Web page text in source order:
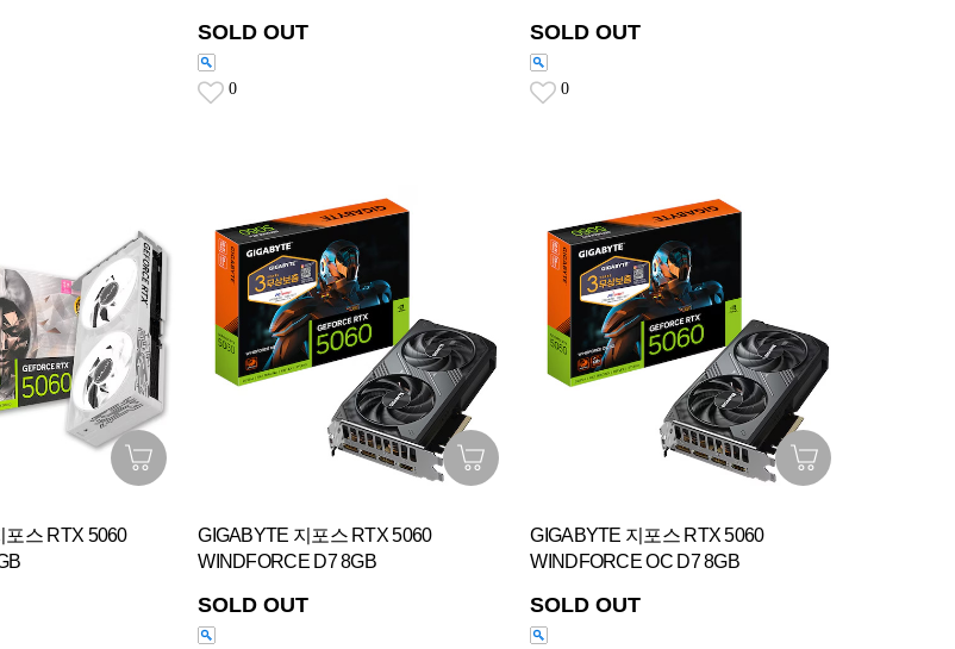
SOLD OUT
0
SOLD OUT
0
포스 RTX 5060
GIGABYTE 지포스 RTX 5060
WINDFORCE D7 8GB
SOLD OUT
GIGABYTE 지포스 RTX 5060
WINDFORCE OC D7 8GB
SOLD OUT